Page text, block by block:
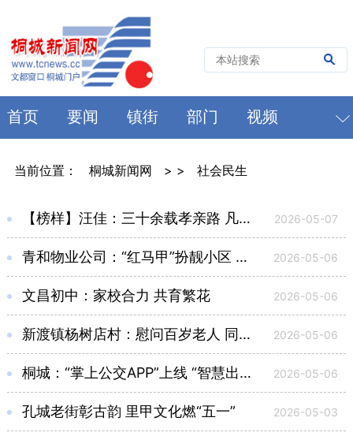
首页 要闻 镇街 部门 视频
当前位置： 桐城新闻网 > > 社会民生
【榜样】汪佳：三十余载孝亲路 凡人善举暖乡邻 2026-05-07
青和物业公司：“红马甲”扮靓小区 汗水致敬劳动节 2026-05-06
文昌初中：家校合力 共育繁花 2026-05-06
新渡镇杨树店村：慰问百岁老人 同贺人寿年丰 2026-05-06
桐城：“掌上公交APP”上线 “智慧出行”迈大步 2026-05-06
孔城老街彰古韵 里甲文化燃“五一” 2026-05-03